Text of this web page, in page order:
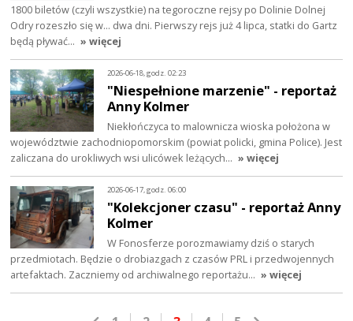
1800 biletów (czyli wszystkie) na tegoroczne rejsy po Dolinie Dolnej
Odry rozeszło się w... dwa dni. Pierwszy rejs już 4 lipca, statki do Gartz
będą pływać… » więcej
2026-06-18, godz. 02:23
"Niespełnione marzenie" - reportaż
Anny Kolmer
Niekłończyca to malownicza wioska położona w
województwie zachodniopomorskim (powiat policki, gmina Police). Jest
zaliczana do urokliwych wsi ulicówek leżących… » więcej
2026-06-17, godz. 06:00
"Kolekcjoner czasu" - reportaż Anny
Kolmer
W Fonosferze porozmawiamy dziś o starych
przedmiotach. Będzie o drobiazgach z czasów PRL i przedwojennych
artefaktach. Zaczniemy od archiwalnego reportażu… » więcej